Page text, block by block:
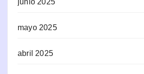
mayo 2025
abril 2025